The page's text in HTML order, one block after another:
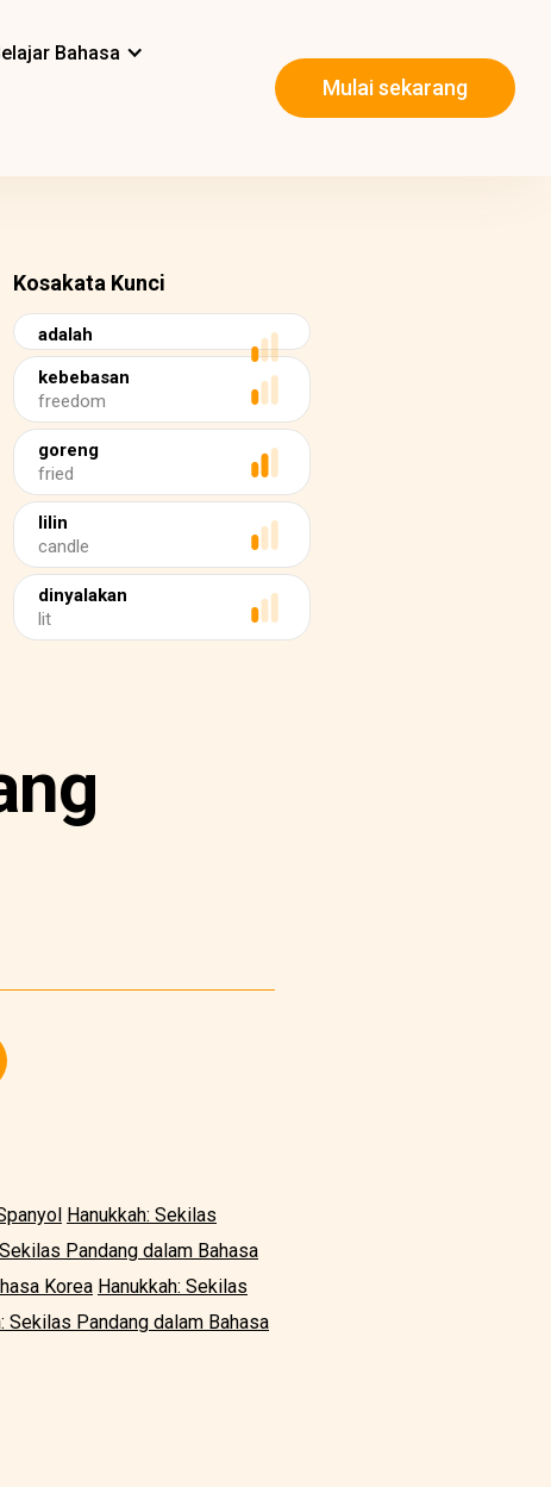
Bahasa
Mulai sekarang
Kosakata Kunci
adalah
kebebasan
freedom
goreng
fried
lilin
candle
dinyalakan
lit
Hanukkah: Sekilas
Pandang dalam Bahasa
Korea Hanukkah: Sekilas
Sekilas Pandang dalam Bahasa